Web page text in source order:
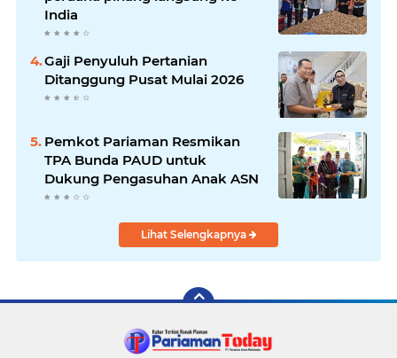
India
Gaji Penyuluh Pertanian
Ditanggung Pusat Mulai 2026
Pemkot Pariaman Resmikan
TPA Bunda PAUD untuk
Dukung Pengasuhan Anak ASN
Lihat Selengkapnya